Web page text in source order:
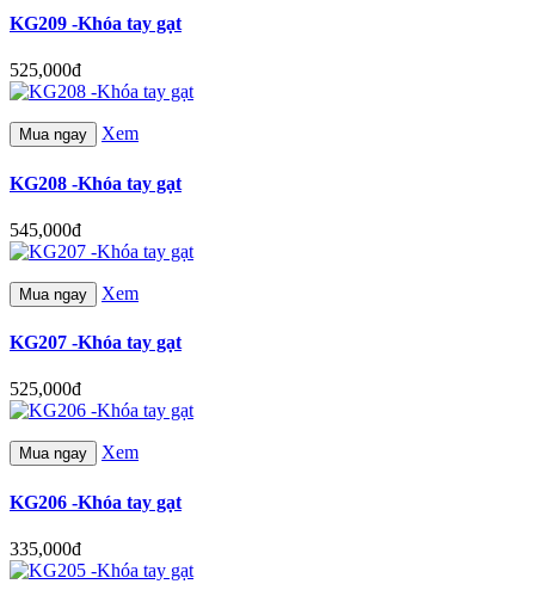
KG209 -Khóa tay gạt
525,000đ
Mua ngay Xem
KG208 -Khóa tay gạt
545,000đ
Mua ngay Xem
KG207 -Khóa tay gạt
525,000đ
Mua ngay Xem
KG206 -Khóa tay gạt
335,000đ